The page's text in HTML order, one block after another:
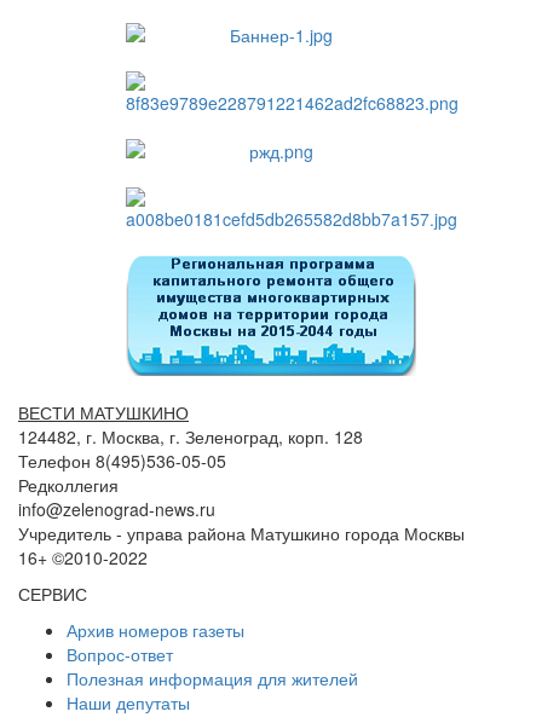
ВЕСТИ МАТУШКИНО
124482, г. Москва, г. Зеленоград, корп. 128
Телефон 8(495)536-05-05
Редколлегия
info@zelenograd-news.ru
Учредитель - управа района Матушкино города Москвы
16+ ©2010-2022
СЕРВИС
Архив номеров газеты
Вопрос-ответ
Полезная информация для жителей
Наши депутаты